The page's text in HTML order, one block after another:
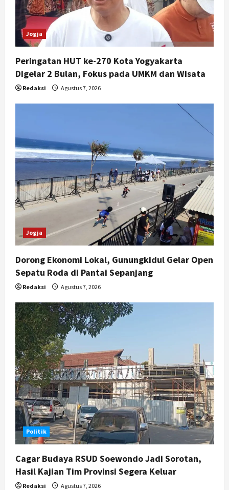
Jogja
Peringatan HUT ke-270 Kota Yogyakarta
Digelar 2 Bulan, Fokus pada UMKM dan Wisata
Redaksi Agustus 7, 2026
Jogja
Dorong Ekonomi Lokal, Gunungkidul Gelar Open
Sepatu Roda di Pantai Sepanjang
Redaksi Agustus 7, 2026
Politik
Cagar Budaya RSUD Soewondo Jadi Sorotan,
Hasil Kajian Tim Provinsi Segera Keluar
Redaksi Agustus 7, 2026